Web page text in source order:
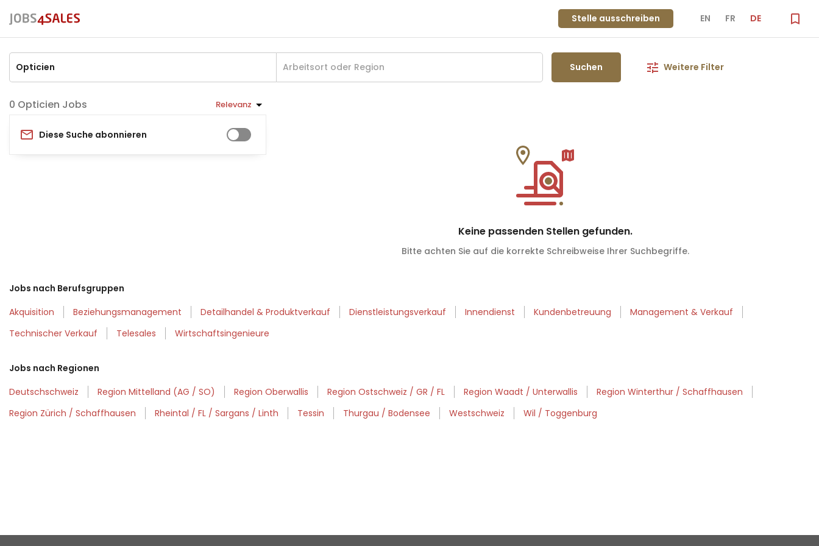
Stelle ausschreiben EN FR DE
Suchen Weitere Filter
Opticien Jobs Relevanz
Diese Suche abonnieren
Keine passenden Stellen gefunden.
Bitte achten Sie auf die korrekte Schreibweise Ihrer Suchbegriffe.
Jobs nach Berufsgruppen
Akquisition
Beziehungsmanagement Detailhandel & Produktverkauf Dienstleistungsverkauf Innendienst Kundenbetreuung
Management & Verkauf
Technischer Verkauf
Telesales Wirtschaftsingenieure
Jobs nach Regionen
Deutschschweiz
Region Mittelland (AG / SO) Region Oberwallis Region Ostschweiz / GR / FL Region Waadt / Unterwallis
Region Winterthur / Schaffhausen
Region Zürich / Schaffhausen
Rheintal / FL / Sargans / Linth Tessin Thurgau / Bodensee Westschweiz Wil / Toggenburg